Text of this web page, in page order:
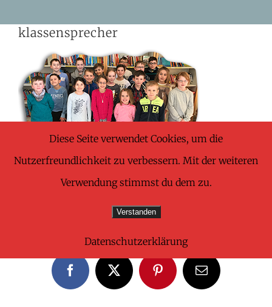
klassensprecher
FacebookX PinterestE-
Mail
Diese Seite verwendet Cookies, um die
Nutzerfreundlichkeit zu verbessern. Mit der weiteren
Verwendung stimmst du dem zu.
Verstanden
Datenschutzerklärung